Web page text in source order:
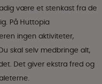
være et stenkast fra de
På Huttopia
ingen aktiviteter,
skal selv medbringe alt,
Det giver ekstra fred og